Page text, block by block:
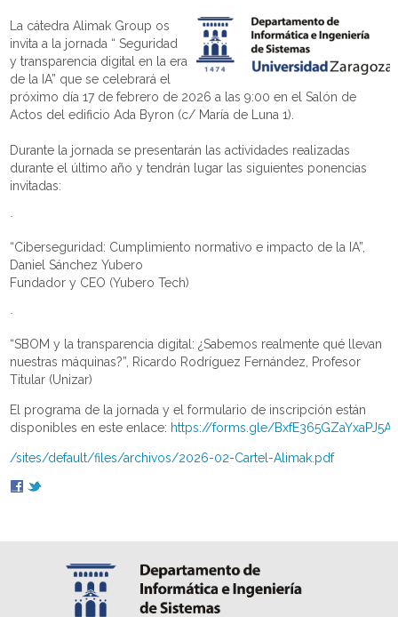
La cátedra Alimak Group os
invita a la jornada “ Seguridad
y transparencia digital en la era
de la IA” que se celebrará el
próximo día 17 de febrero de 2026 a las 9:00 en el Salón de
Actos del edificio Ada Byron (c/ María de Luna 1).
Durante la jornada se presentarán las actividades realizadas
durante el último año y tendrán lugar las siguientes ponencias
invitadas:
·
“Ciberseguridad: Cumplimiento normativo e impacto de la IA”,
Daniel Sánchez Yubero
Fundador y CEO (Yubero Tech)
·
“SBOM y la transparencia digital: ¿Sabemos realmente qué llevan
nuestras máquinas?”, Ricardo Rodríguez Fernández, Profesor
Titular (Unizar)
El programa de la jornada y el formulario de inscripción están
disponibles en este enlace: https://forms.gle/BxfE365GZaYxaPJ5A
/sites/default/files/archivos/2026-02-Cartel-Alimak.pdf